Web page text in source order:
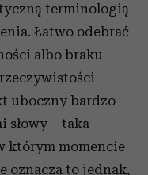
terminologią
Łatwo odebrać
albo braku
uboczny bardzo
słowy – taka
którym momencie
oznacza to jednak,